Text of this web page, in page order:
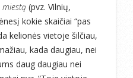
miestą (pvz. Vilnių,
kokie skaičiai “pas
kelionės vietoje šilčiau,
kada daugiau, nei
daug daugiau nei